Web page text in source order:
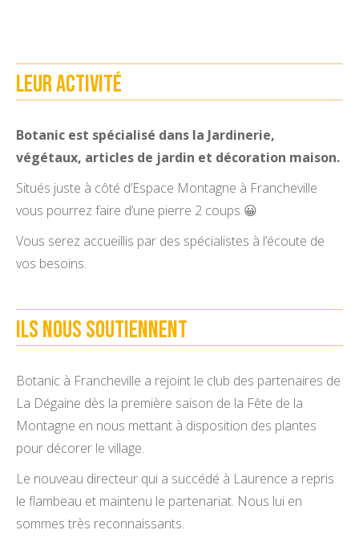
Leur activité
Botanic est spécialisé dans la Jardinerie,
végétaux, articles de jardin et décoration maison.
Situés juste à côté d’Espace Montagne à Francheville
vous pourrez faire d’une pierre 2 coups 😀
Vous serez accueillis par des spécialistes à l’écoute de
vos besoins.
Ils nous soutiennent
Botanic à Francheville a rejoint le club des partenaires de
La Dégaine dès la première saison de la Fête de la
Montagne en nous mettant à disposition des plantes
pour décorer le village.
Le nouveau directeur qui a succédé à Laurence a repris
le flambeau et maintenu le partenariat. Nous lui en
sommes très reconnaissants.